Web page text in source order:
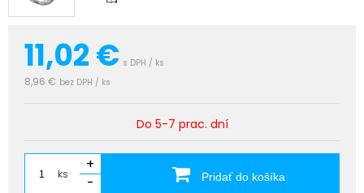
11,02€ s DPH / ks
8,96 € bez DPH / ks
Do 5-7 prac. dní
ks
+
-
Pridať do košíka